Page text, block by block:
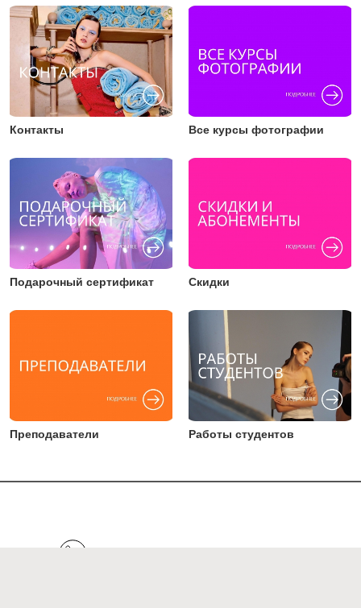
Контакты Все курсы фотографии
Подарочный сертификат Скидки
Преподаватели Работы студентов